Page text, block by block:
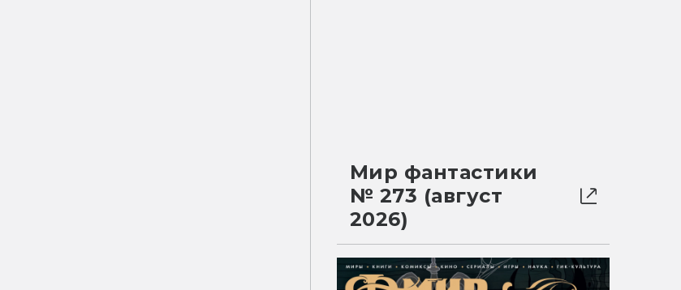
Мир фантастики
№ 273 (август
2026)